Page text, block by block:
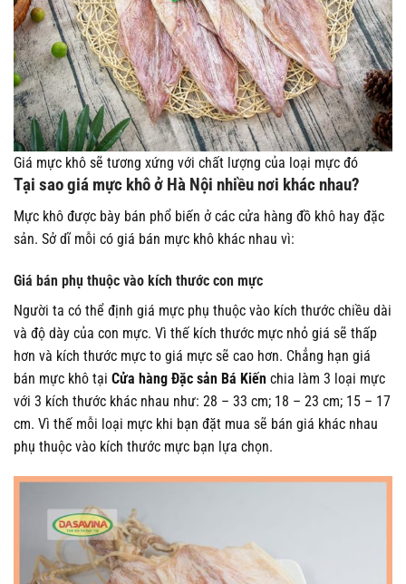
Giá mực khô sẽ tương xứng với chất lượng của loại mực đó
Tại sao giá mực khô ở Hà Nội nhiều nơi khác nhau?
Mực khô được bày bán phổ biến ở các cửa hàng đồ khô hay đặc
sản. Sở dĩ mỗi có giá bán mực khô khác nhau vì:
Giá bán phụ thuộc vào kích thước con mực
Người ta có thể định giá mực phụ thuộc vào kích thước chiều dài
và độ dày của con mực. Vì thế kích thước mực nhỏ giá sẽ thấp
hơn và kích thước mực to giá mực sẽ cao hơn. Chẳng hạn giá
bán mực khô tại Cửa hàng Đặc sản Bá Kiến chia làm 3 loại mực
với 3 kích thước khác nhau như: 28 – 33 cm; 18 – 23 cm; 15 – 17
cm. Vì thế mỗi loại mực khi bạn đặt mua sẽ bán giá khác nhau
phụ thuộc vào kích thước mực bạn lựa chọn.